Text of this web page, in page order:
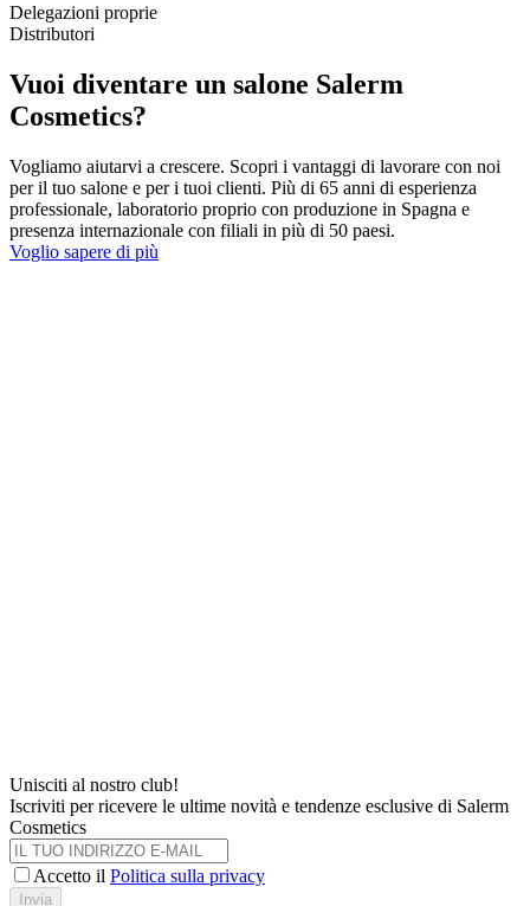
Delegazioni proprie
Distributori
Vuoi diventare un salone Salerm
Cosmetics?
Vogliamo aiutarvi a crescere. Scopri i vantaggi di lavorare con noi
per il tuo salone e per i tuoi clienti. Più di 65 anni di esperienza
professionale, laboratorio proprio con produzione in Spagna e
presenza internazionale con filiali in più di 50 paesi.
Voglio sapere di più
Unisciti al nostro club!
Iscriviti per ricevere le ultime novità e tendenze esclusive di Salerm
Cosmetics
Accetto il Politica sulla privacy
Invia